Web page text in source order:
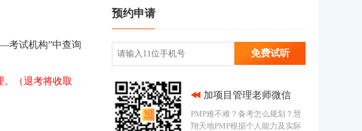
考试机构”中查询
。（退考将收取
预约申请
免费试听
加项目管理老师微信
PMP难不难？备考怎么规划？慧
翔天地PMP根据个人能力及实际